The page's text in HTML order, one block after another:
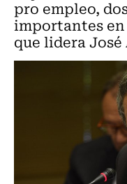
pro empleo,
importantes
que lidera